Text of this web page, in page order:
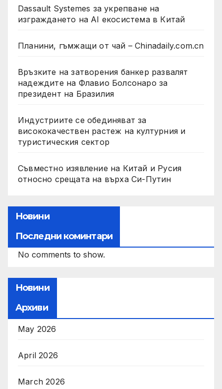
Dassault Systemes за укрепване на
изграждането на AI екосистема в Китай
Планини, гъмжащи от чай – Chinadaily.com.cn
Връзките на затворения банкер развалят
надеждите на Флавио Болсонаро за
президент на Бразилия
Индустриите се обединяват за
висококачествен растеж на културния и
туристическия сектор
Съвместно изявление на Китай и Русия
относно срещата на върха Си-Путин
Новини
Последни коминтари
No comments to show.
Новини
Архиви
May 2026
April 2026
March 2026